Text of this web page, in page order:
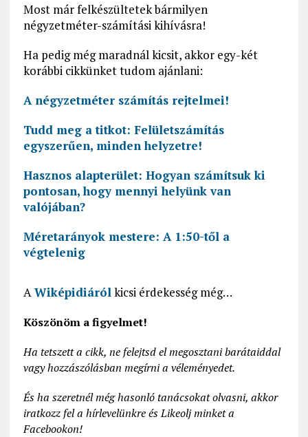
Most már felkészültetek bármilyen
négyzetméter-számítási kihívásra!
Ha pedig még maradnál kicsit, akkor egy-két
korábbi cikkünket tudom ajánlani:
A négyzetméter számítás rejtelmei!
Tudd meg a titkot: Felületszámítás
egyszerűen, minden helyzetre!
Hasznos alapterület: Hogyan számítsuk ki
pontosan, hogy mennyi helyünk van
valójában?
Méretarányok mestere: A 1:50-től a
végtelenig
AWiképidiárólkicsi érdekesség még…
Köszönöm a figyelmet!
Ha tetszett a cikk, ne felejtsd el megosztani barátaiddal
vagy hozzászólásban megírni a véleményedet.
És ha szeretnél még hasonló tanácsokat olvasni, akkor
iratkozz fel a hírlevelünkre és Likeolj minket a
Facebookon!